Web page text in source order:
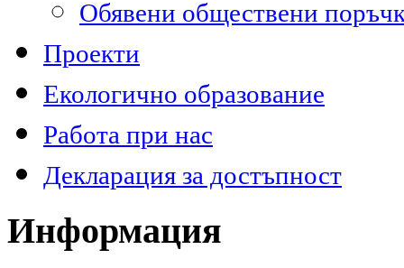
Обявени обществени
Проекти
Екологично образование
Работа при нас
Декларация за достъпност
Информация